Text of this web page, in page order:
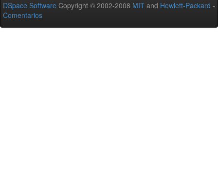
DSpace Software Copyright © 2002-2008 MIT and Hewlett-Packard -
Comentarios